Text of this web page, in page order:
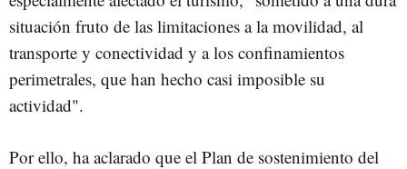
situación fruto de las limitaciones a la movilidad, al
transporte y conectividad y a los confinamientos
perimetrales, que han hecho casi imposible su
actividad".
Por ello, ha aclarado que el Plan de sostenimiento del